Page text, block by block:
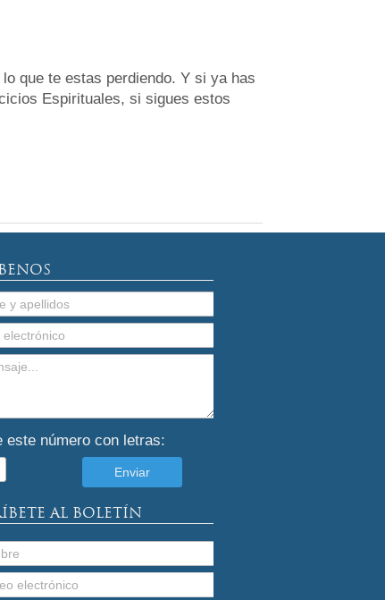
que te estas perdiendo. Y si ya has
Espirituales, si sigues estos
este número con letras:
AL BOLETÍN